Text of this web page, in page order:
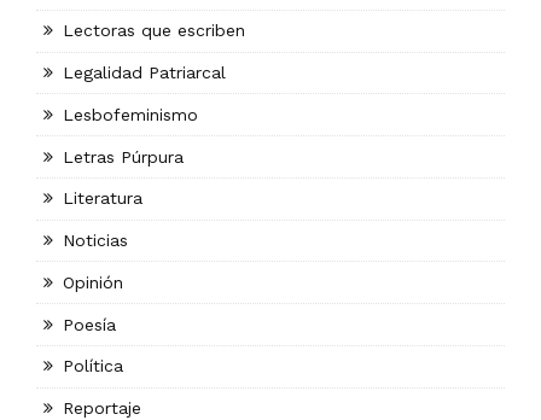
Lectoras que escriben
Legalidad Patriarcal
Lesbofeminismo
Letras Púrpura
Literatura
Noticias
Opinión
Poesía
Política
Reportaje